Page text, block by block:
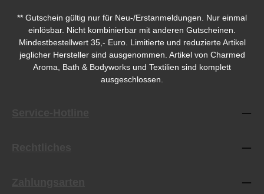
** Gutschein gültig nur für Neu-/Erstanmeldungen. Nur einmal
einlösbar. Nicht kombinierbar mit anderen Gutscheinen.
Mindestbestellwert 35,- Euro. Limitierte und reduzierte Artikel
jeglicher Hersteller sind ausgenommen. Artikel von Charmed
Aroma, Bath & Bodyworks und Textilien sind komplett
ausgeschlossen.